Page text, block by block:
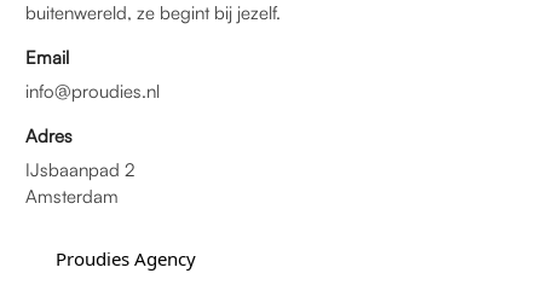
buitenwereld, ze begint bij jezelf.
Email
info@proudies.nl
Adres
IJsbaanpad 2
Amsterdam
Proudies Agency